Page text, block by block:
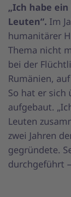
„Ich habe
Leuten“. Im
humanitärer
Thema nicht
bei der
Rumänien,
So hat er sich
aufgebaut.
Leuten
zwei Jahren
gegründete.
durchgeführt